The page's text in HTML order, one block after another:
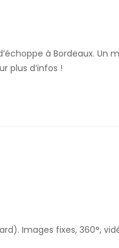
à Bordeaux. Un
plus d’infos !
Images fixes, 360°,